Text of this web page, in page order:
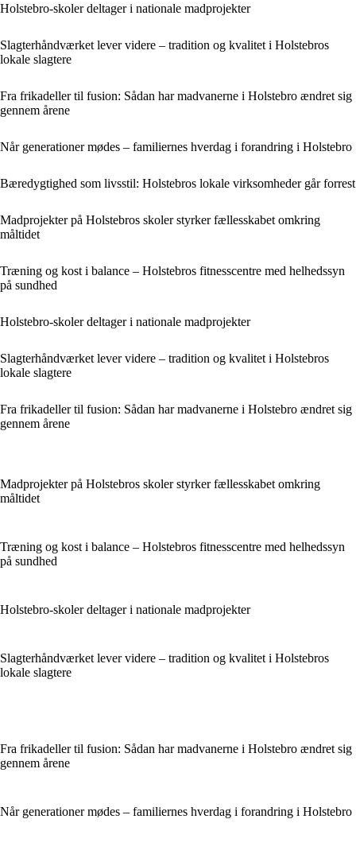
Holstebro-skoler deltager i nationale madprojekter
Slagterhåndværket lever videre – tradition og kvalitet i Holstebros
lokale slagtere
Fra frikadeller til fusion: Sådan har madvanerne i Holstebro ændret sig
gennem årene
Når generationer mødes – familiernes hverdag i forandring i Holstebro
Bæredygtighed som livsstil: Holstebros lokale virksomheder går forrest
Madprojekter på Holstebros skoler styrker fællesskabet omkring
måltidet
Træning og kost i balance – Holstebros fitnesscentre med helhedssyn
på sundhed
Holstebro-skoler deltager i nationale madprojekter
Slagterhåndværket lever videre – tradition og kvalitet i Holstebros
lokale slagtere
Fra frikadeller til fusion: Sådan har madvanerne i Holstebro ændret sig
gennem årene
Madprojekter på Holstebros skoler styrker fællesskabet omkring
måltidet
Træning og kost i balance – Holstebros fitnesscentre med helhedssyn
på sundhed
Holstebro-skoler deltager i nationale madprojekter
Slagterhåndværket lever videre – tradition og kvalitet i Holstebros
lokale slagtere
Fra frikadeller til fusion: Sådan har madvanerne i Holstebro ændret sig
gennem årene
Når generationer mødes – familiernes hverdag i forandring i Holstebro